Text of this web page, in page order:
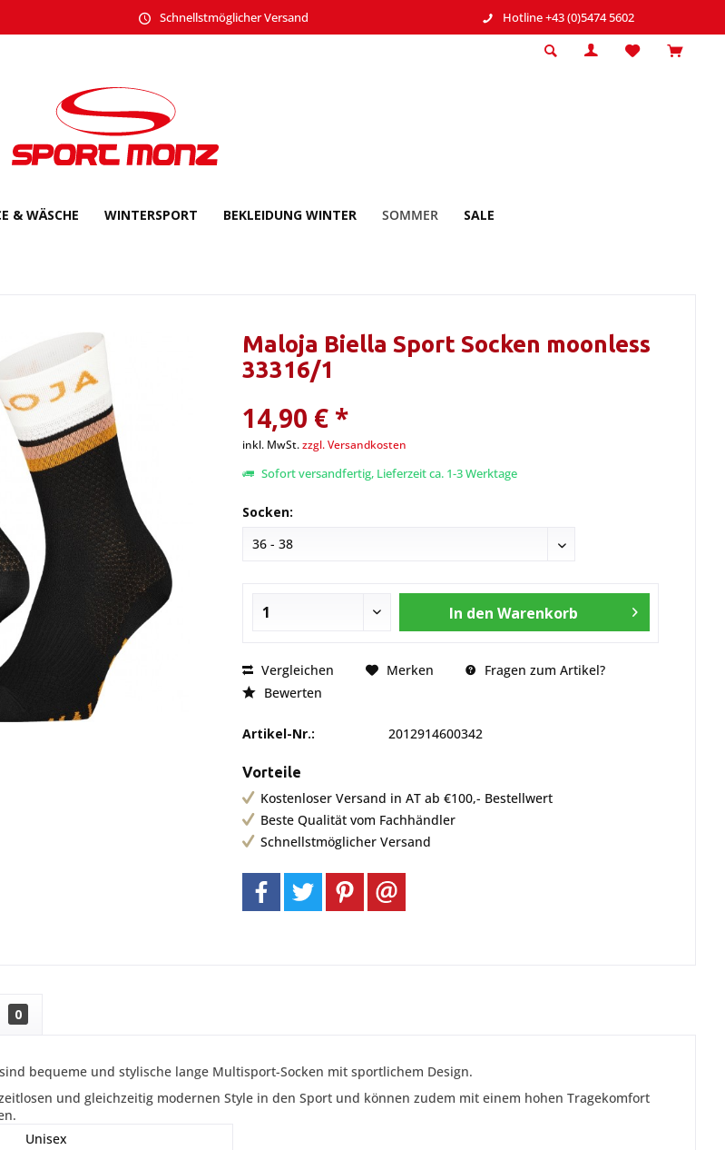
Schnellstmöglicher Versand Hotline +43 (0)5474 5602
& WÄSCHE WINTERSPORT BEKLEIDUNG WINTER SOMMER SALE
Maloja Biella Sport Socken moonless
33316/1
14,90 € *
inkl. MwSt.zzgl. Versandkosten
Sofort versandfertig, Lieferzeit ca. 1-3 Werktage
Socken:
In den Warenkorb
Vergleichen Merken
Fragen zum Artikel?
Bewerten
Artikel-Nr.: 2012914600342
Vorteile
Kostenloser Versand in AT ab €100,- Bestellwert
Beste Qualität vom Fachhändler
Schnellstmöglicher Versand
0
sind bequeme und stylische lange Multisport-Socken mit sportlichem Design.
zeitlosen und gleichzeitig modernen Style in den Sport und können zudem mit einem hohen Tragekomfort
Unisex